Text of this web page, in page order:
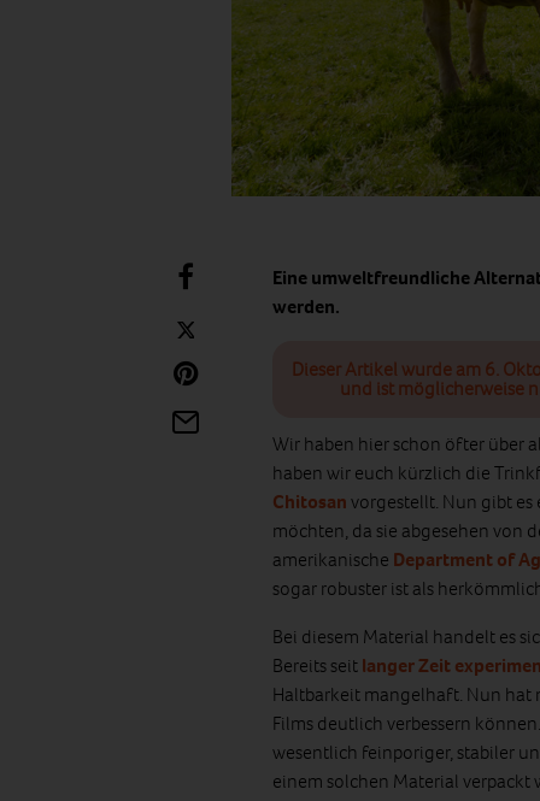
Eine umweltfreundliche
werden.
Dieser Artikel wurde am 6.
und ist möglicherweise
Wir haben hier schon öfter über
haben wir euch kürzlich die
Chitosanvorgestellt. Nun gibt
möchten, da sie abgesehen von
amerikanische Department of
sogar robuster ist als
Bei diesem Material handelt es
Bereits seitlanger Zeit
Haltbarkeit mangelhaft. Nun hat
Films deutlich verbessern
wesentlich feinporiger, stabiler
einem solchen Material